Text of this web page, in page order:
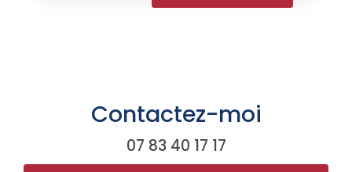
Contactez-moi
07 83 40 17 17